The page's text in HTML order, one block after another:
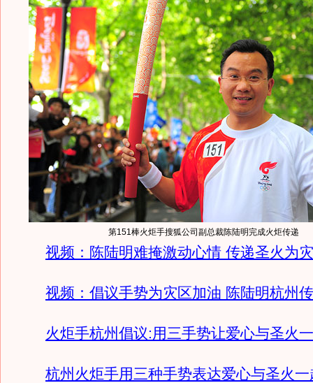
第151棒火炬手搜狐公司副总裁陈陆明完成火炬传递
视频：陈陆明难掩激动心情 传递圣火为
视频：倡议手势为灾区加油 陈陆明杭州
火炬手杭州倡议:用三手势让爱心与圣火
杭州火炬手用三种手势表达爱心与圣火